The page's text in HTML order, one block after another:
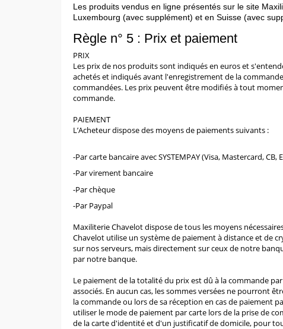
Les produits vendus en ligne présentés sur le site
Luxembourg (avec supplément) et en Suisse (avec
Règle n° 5 : Prix et paiement
PRIX
Les prix de nos produits sont indiqués en euros et
achetés et indiqués avant l'enregistrement de la
commandées. Les prix peuvent être modifiés à tout
commande.
PAIEMENT
L’Acheteur dispose des moyens de paiements suivants :
-Par carte bancaire avec SYSTEMPAY (Visa, Mastercard, CB,
-Par virement bancaire
-Par chèque
-Par Paypal
Maxiliterie Chavelot dispose de tous les moyens
Chavelot utilise un système de paiement à distance et de
sur nos serveurs, mais directement sur ceux de notre
par notre banque.
Le paiement de la totalité du prix est dû à la commande
associés. En aucun cas, les sommes versées ne pourront
la commande ou lors de sa réception en cas de paiement
utiliser le mode de paiement par carte lors de la prise de
de la carte d'identité et d'un justificatif de domicile, pour